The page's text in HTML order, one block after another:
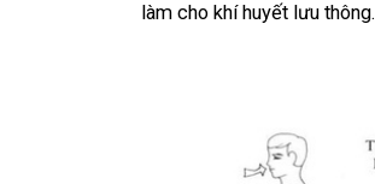
làm cho khí huyết lưu thông.